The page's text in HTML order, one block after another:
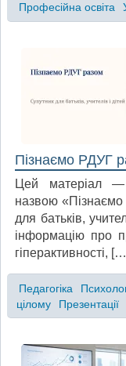
Професійна освіта
Пізнаємо РДУГ
Цей матеріал —
назвою
для батьків,
інформацію про
гіперактивності,
Педагогіка
цілому
Презентації